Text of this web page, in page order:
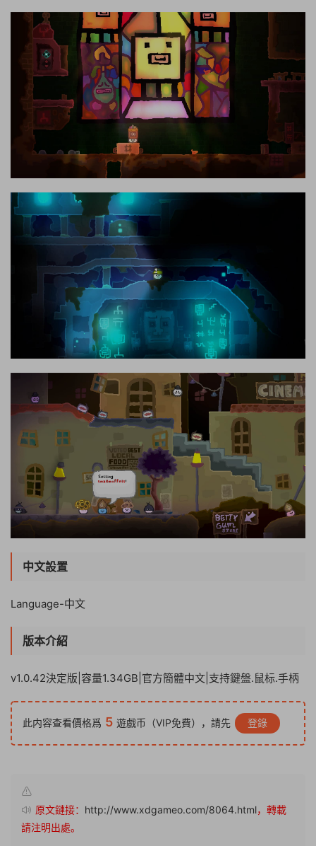
中文設置
Language-中文
版本介紹
v1.0.42決定版|容量1.34GB|官方簡體中文|支持鍵盤.鼠标.手柄
此内容查看價格爲 5 遊戲币（VIP免費），請先 登錄
原文鏈接： http://www.xdgameo.com/8064.html，轉載
請注明出處。